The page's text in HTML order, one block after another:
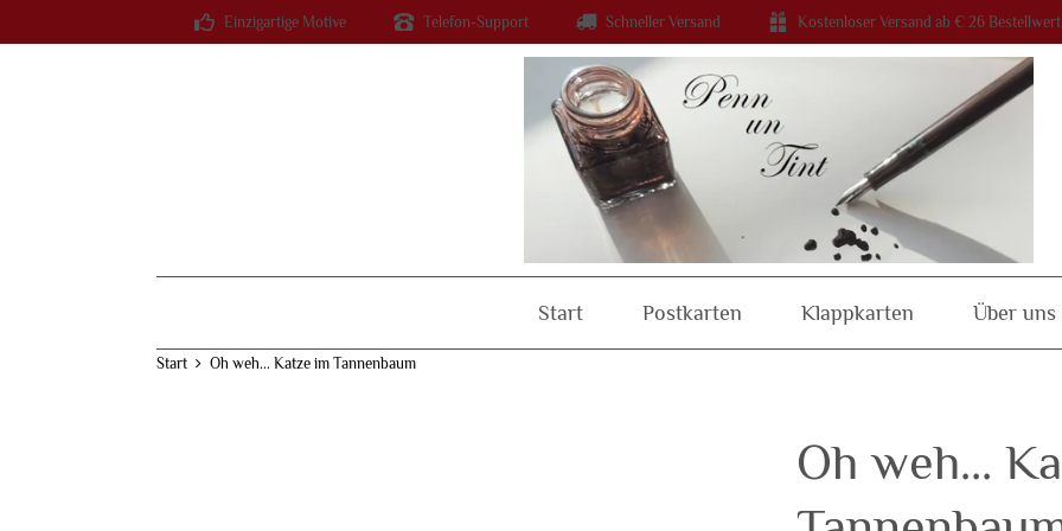
Einzigartige Motive Telefon-Support Schneller Versand Kostenloser Versand ab € 26 Bestellwert
Start Postkarten Klappkarten Über uns
Start Oh weh... Katze im Tannenbaum
Oh weh...